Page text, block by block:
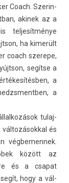
Coach. Szerin­
akinek az a
tel­jesít­ménye
ha kimerült
coach szerepe,
segítse a
a
a
tulaj­
vál­tozásokk­al és
vég­bemen­nek.
között az
és a csapat
hogy a vál­